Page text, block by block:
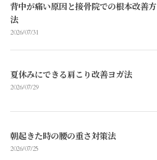
背中が痛い原因と接骨院での根本改善方
法
2026/07/31
夏休みにできる肩こり改善ヨガ法
2026/07/29
朝起きた時の腰の重さ対策法
2026/07/25